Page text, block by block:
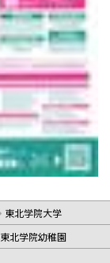
東北学院大学
東北学院幼稚園